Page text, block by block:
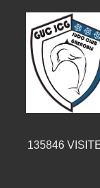
135846